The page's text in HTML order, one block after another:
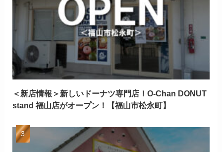
＜新店情報＞新しいドーナツ専門店！O-Chan DONUT
stand 福山店がオープン！【福山市松永町】